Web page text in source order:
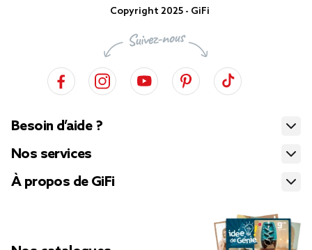
Copyright 2025 - GiFi
Besoin d’aide ?
Nos services
À propos de GiFi